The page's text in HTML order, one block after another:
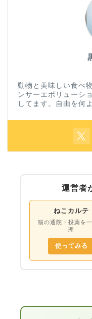
動物と美味しい食べ
ンサーエボリューシ
してます。自由を何
運営者
ねこカルテ
猫の通院・投薬を
理
使ってみる